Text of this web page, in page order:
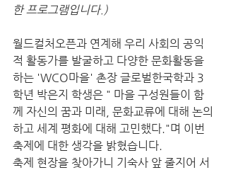
한 프로그램입니다.)
월드컬처오픈과 연계해 우리 사회의 공익
적 활동가를 발굴하고 다양한 문화활동을
하는 'WCO마을' 촌장 글로벌한국학과 3
학년 박은지 학생은 " 마을 구성원들이 함
께 자신의 꿈과 미래, 문화교류에 대해 논의
하고 세계 평화에 대해 고민했다."며 이번
축제에 대한 생각을 밝혔습니다.
축제 현장을 찾아가니 기숙사 앞 줄지어 서